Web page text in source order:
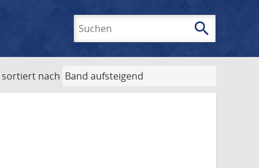
search
sortiert nach